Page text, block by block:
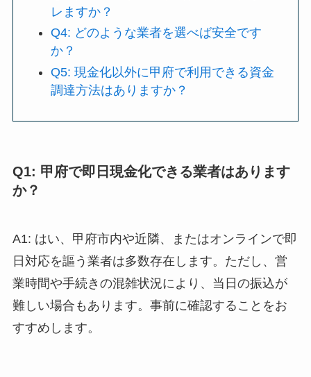
レますか？
Q4: どのような業者を選べば安全です
か？
Q5: 現金化以外に甲府で利用できる資金
調達方法はありますか？
Q1: 甲府で即日現金化できる業者はあります
か？
A1: はい、甲府市内や近隣、またはオンラインで即
日対応を謳う業者は多数存在します。ただし、営
業時間や手続きの混雑状況により、当日の振込が
難しい場合もあります。事前に確認することをお
すすめします。